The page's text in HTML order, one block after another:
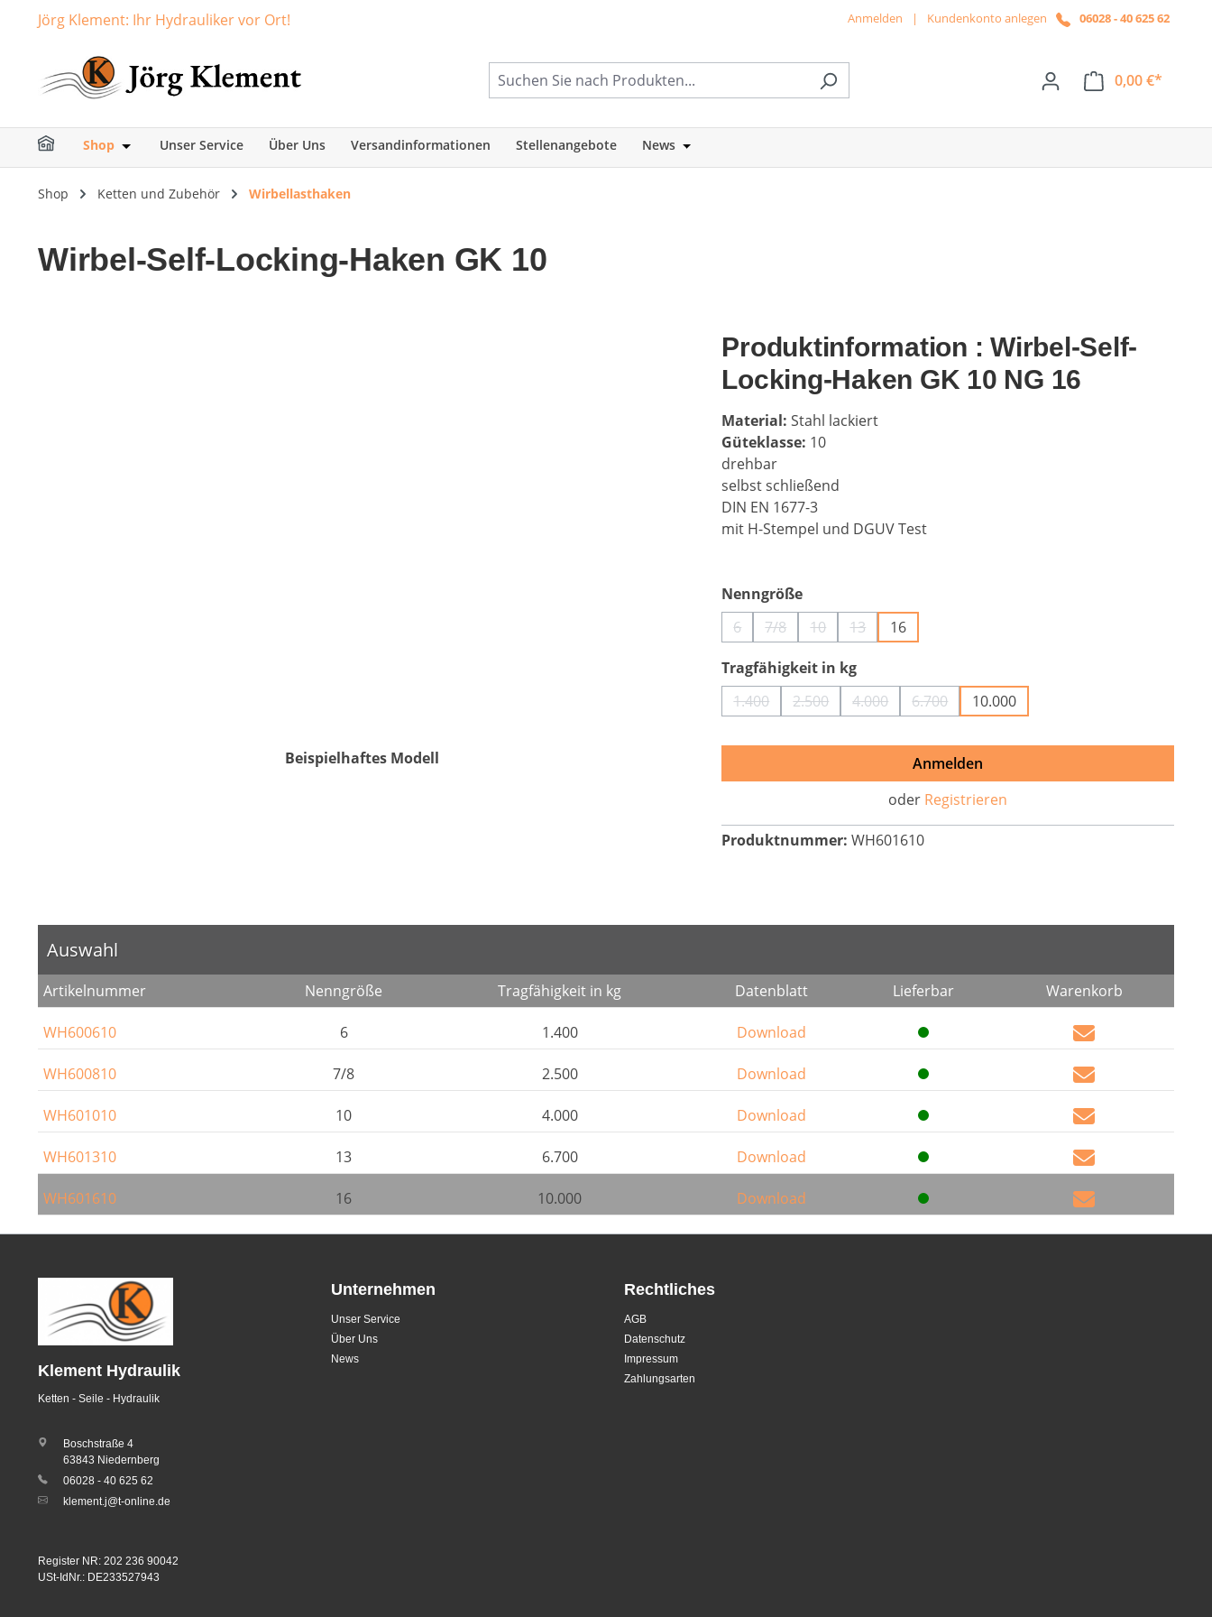
Zur Hauptnavigation springen
Jörg Klement: Ihr Hydrauliker vor Ort! Anmelden | Kundenkonto anlegen 06028 - 40 625 62
0,00 €*
Shop Öffne oder Schließe das Dropdown der Kategorie Shop
Unser Service Über Uns Versandinformationen Stellenangebote News Öffne oder Schließe das Dropdown der Kategorie News
Shop Ketten und Zubehör Wirbellasthaken
Wirbel-Self-Locking-Haken GK 10
Beispielhaftes Modell
Produktinformation : Wirbel-Self-
Locking-Haken GK 10 NG 16
Material: Stahl lackiert
Güteklasse: 10
drehbar
selbst schließend
DIN EN 1677-3
mit H-Stempel und DGUV Test
Nenngrößeauswählen
6(Diese Option ist zurzeit nicht verfügbar.)
7/8(Diese Option ist zurzeit nicht verfügbar.)
10(Diese Option ist zurzeit nicht verfügbar.)
13(Diese Option ist zurzeit nicht verfügbar.)
16
Tragfähigkeit in kgauswählen
1.400(Diese Option ist zurzeit nicht verfügbar.)
2.500(Diese Option ist zurzeit nicht verfügbar.)
4.000(Diese Option ist zurzeit nicht verfügbar.)
6.700(Diese Option ist zurzeit nicht verfügbar.)
10.000
Anmelden
oder Registrieren
Produktnummer:WH601610
Auswahl
Artikelnummer Nenngröße Tragfähigkeit in kg Datenblatt Lieferbar Warenkorb
WH600610 6 1.400 Download
WH600810 7/8 2.500 Download
WH601010 10 4.000 Download
WH601310 13 6.700 Download
WH601610 16 10.000 Download
Klement Hydraulik
Ketten - Seile - Hydraulik
Boschstraße 4
63843 Niedernberg
06028 - 40 625 62
klement.j@t-online.de
Register NR: 202 236 90042
USt-IdNr.: DE233527943
Unternehmen
Unser Service
Über Uns
News
Rechtliches
AGB
Datenschutz
Impressum
Zahlungsarten